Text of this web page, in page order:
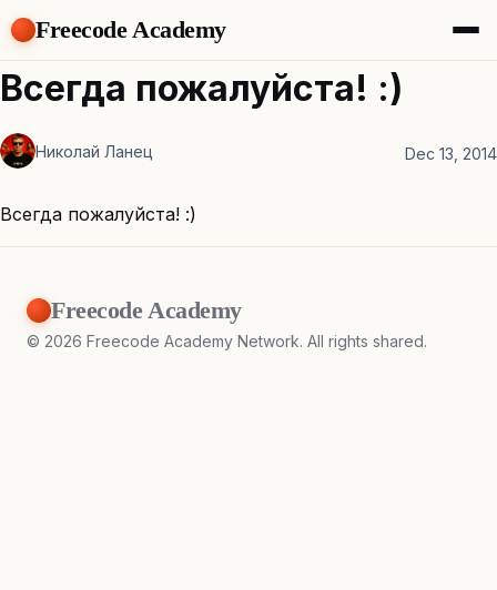
Freecode Academy
About
Members
Offers
Tasks
Всегда пожалуйста! :)
Николай Ланец Dec 13, 2014
Всегда пожалуйста! :)
Freecode Academy
© 2026 Freecode Academy Network. All rights shared.